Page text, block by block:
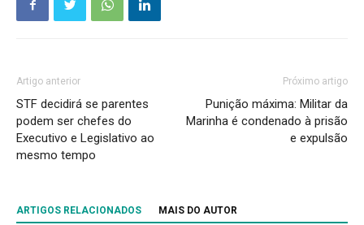
Artigo anterior
STF decidirá se parentes
podem ser chefes do
Executivo e Legislativo ao
mesmo tempo
Próximo artigo
Punição máxima: Militar da
Marinha é condenado à prisão
e expulsão
ARTIGOS RELACIONADOS MAIS DO AUTOR